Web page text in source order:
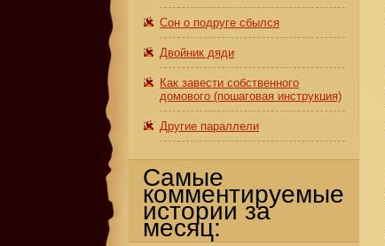
Сон о подруге сбылся
Двойник дяди
Как завести собственного
домового (пошаговая инструкция)
Другие параллели
Самые
комментируемые
истории за
месяц: